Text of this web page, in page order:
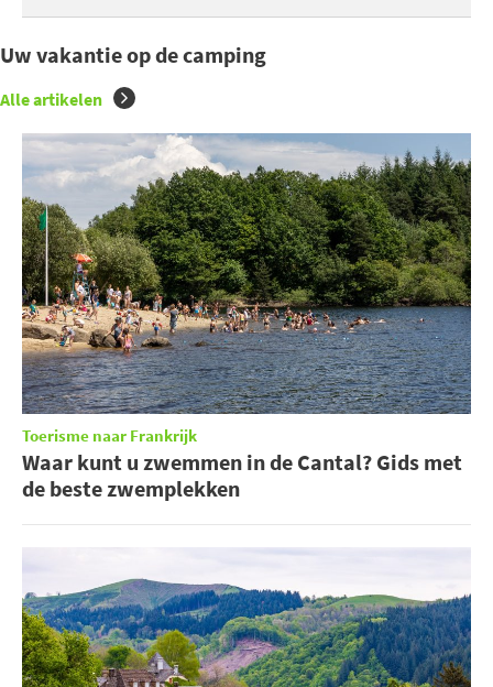
Uw vakantie op de camping
Alle artikelen
Toerisme naar Frankrijk
Waar kunt u zwemmen in de Cantal? Gids met
de beste zwemplekken